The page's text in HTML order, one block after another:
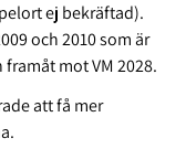
ej bekräftad).
och 2010 som är
mot VM 2028.
att få mer